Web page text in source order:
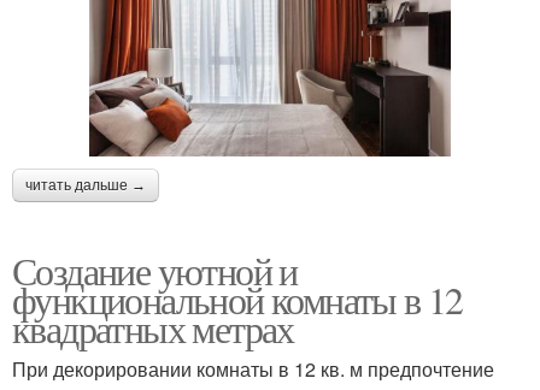
читать дальше →
Создание уютной и
функциональной комнаты в 12
квадратных метрах
При декорировании комнаты в 12 кв. м предпочтение